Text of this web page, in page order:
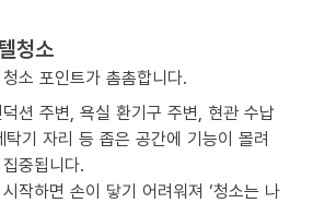
청소
소 포인트가 촘촘합니다.
션 주변, 욕실 환기구 주변, 현관 수납
탁기 자리 등 좁은 공간에 기능이 몰려
중됩니다.
작하면 손이 닿기 어려워져 ‘청소는 나